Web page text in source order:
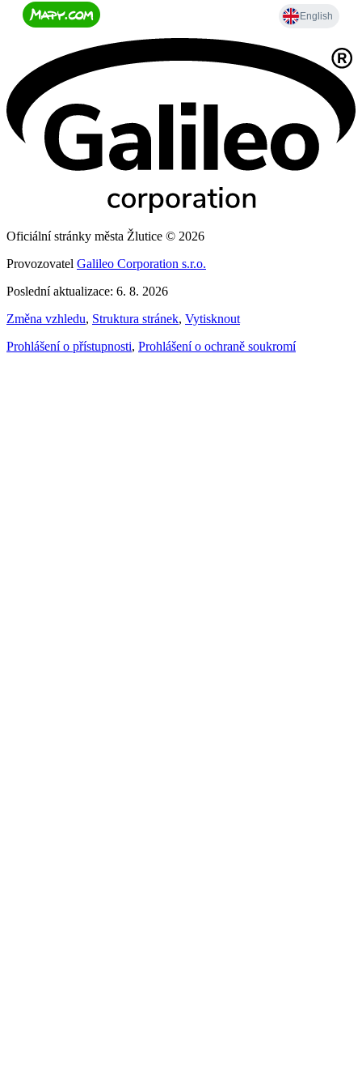
Oficiální stránky města Žlutice © 2026
Provozovatel Galileo Corporation s.r.o.
Poslední aktualizace: 6. 8. 2026
Změna vzhledu, Struktura stránek, Vytisknout
Prohlášení o přístupnosti, Prohlášení o ochraně soukromí